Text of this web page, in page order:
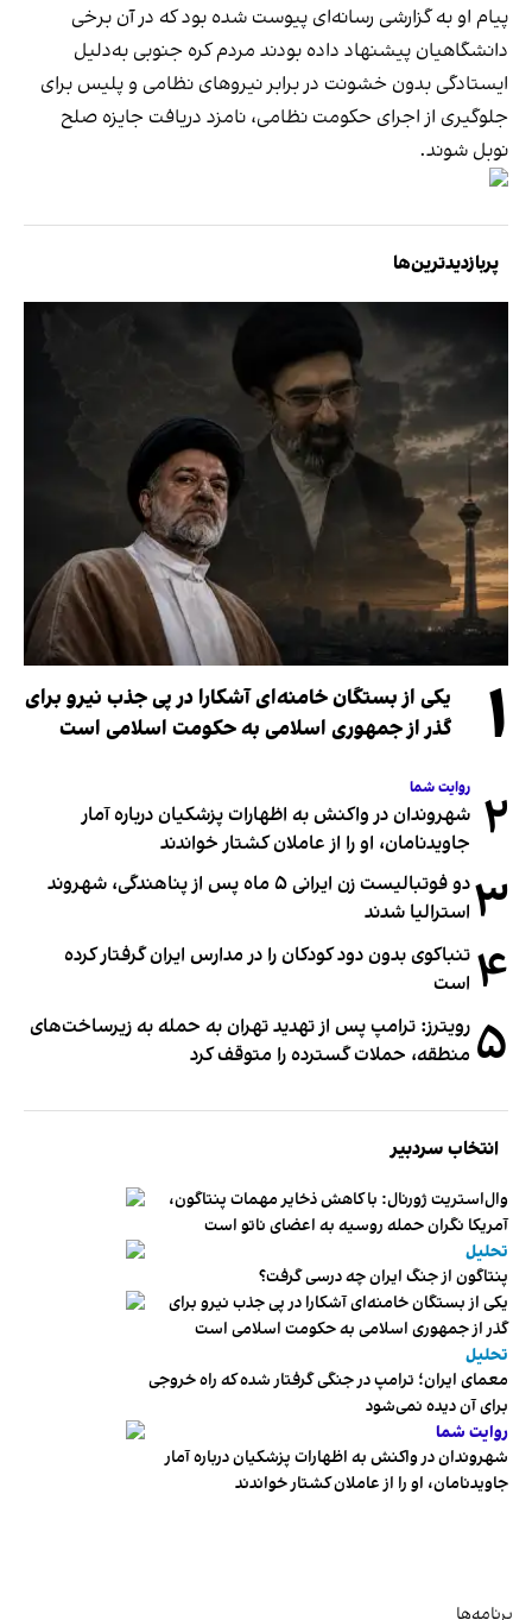
پیام او به گزارشی رسانه‌ای پیوست شده بود که در آن برخی
دانشگاهیان پیشنهاد داده بودند مردم کره جنوبی به‌دلیل
ایستادگی بدون خشونت در برابر نیروهای نظامی و پلیس برای
جلوگیری از اجرای حکومت نظامی، نامزد دریافت جایزه صلح
نوبل شوند.
پربازدیدترین‌ها
۱
یکی از بستگان خامنه‌ای آشکارا در پی جذب نیرو برای
گذر از جمهوری اسلامی به حکومت اسلامی است
۲ روایت شما
شهروندان در واکنش به اظهارات پزشکیان درباره آمار
جاویدنامان، او را از عاملان کشتار خواندند
۳
دو فوتبالیست زن ایرانی ۵ ماه پس از پناهندگی، شهروند
استرالیا شدند
۴ تنباکوی بدون دود کودکان را در مدارس ایران گرفتار کرده
است
۵ رویترز: ترامپ پس از تهدید تهران به حمله به زیرساخت‌های
منطقه، حملات گسترده را متوقف کرد
انتخاب سردبیر
وال‌استریت ژورنال: با کاهش ذخایر مهمات پنتاگون،
آمریکا نگران حمله روسیه به اعضای ناتو‌ است
تحلیل
پنتاگون از جنگ ایران چه درسی گرفت؟
یکی از بستگان خامنه‌ای آشکارا در پی جذب نیرو برای
گذر از جمهوری اسلامی به حکومت اسلامی است
تحلیل
معمای ایران؛ ترامپ در جنگی گرفتار شده که راه خروجی
برای آن دیده نمی‌شود
روایت شما
شهروندان در واکنش به اظهارات پزشکیان درباره آمار
جاویدنامان، او را از عاملان کشتار خواندند
برنامه‌ها